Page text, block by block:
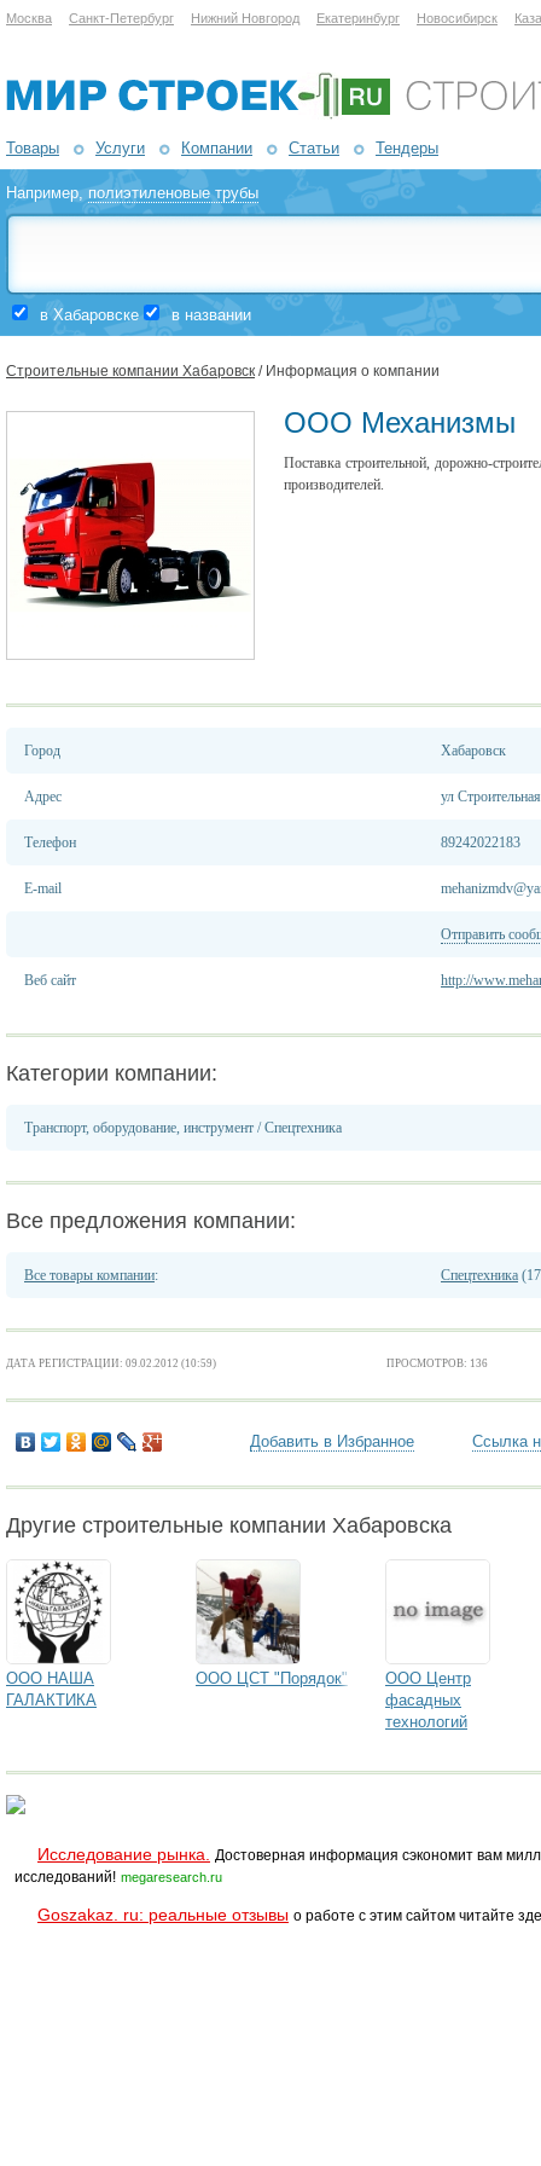
Москва Санкт-Петербург Нижний Новгород Екатеринбург Новосибирск
Товары Услуги Компании Статьи Тендеры
Например,полиэтиленовые трубы
в Хабаровске в названии
Строительные компании Хабаровск / Информация о компании
ООО Механизмы
Поставка строительной, дорожно-
производителей.
Город Хабаровск
Адрес ул
Телефон 89242022183
E-mail
Отправить
Веб сайт http://
Категории компании:
Транспорт, оборудование, инструмент /Спецтехника
Все предложения компании:
Все товары компании: Спецтехника
ДАТА РЕГИСТРАЦИИ: 09.02.2012 (10:59) ПРОСМОТРОВ: 136
Добавить в Избранное Ссылка
Другие строительные компании Хабаровска
ООО НАША
ГАЛАКТИКА
ООО ЦСТ "Порядок"
ООО Центр
фасадных
технологий
Исследование рынка.
Достоверная информация сэкономит вам
исследований! megaresearch.ru
Goszakaz. ru: реальные отзывы о работе с этим сайтом читайте